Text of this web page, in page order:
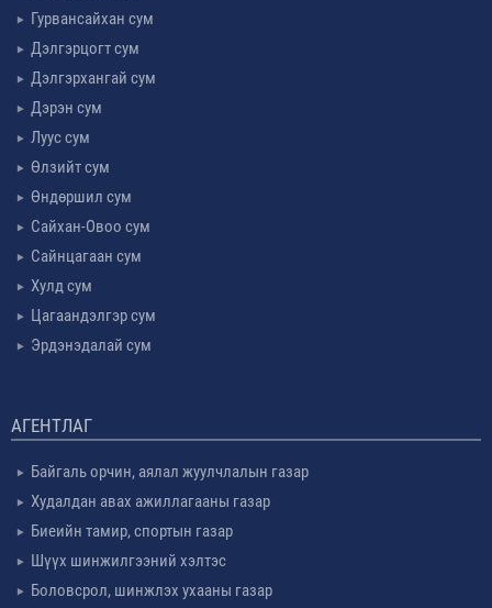
Гурвансайхан сум
Дэлгэрцогт сум
Дэлгэрхангай сум
Дэрэн сум
Луус сум
Өлзийт сум
Өндөршил сум
Сайхан-Овоо сум
Сайнцагаан сум
Хулд сум
Цагаандэлгэр сум
Эрдэнэдалай сум
АГЕНТЛАГ
Байгаль орчин, аялал жуулчлалын газар
Худалдан авах ажиллагааны газар
Биеийн тамир, спортын газар
Шүүх шинжилгээний хэлтэс
Боловсрол, шинжлэх ухааны газар